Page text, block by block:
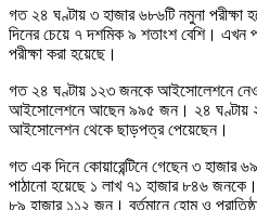
গত ২৪ ঘণ্টায় ৩ হাজার ৬৮৬টি নমুনা পরীক্ষা
দিনের চেয়ে ৭ দশমিক ৯ শতাংশ বেশি। এখন
পরীক্ষা করা হয়েছে।
গত ২৪ ঘণ্টায় ১২৩ জনকে আইসোলেশনে
আইসোলেশনে আছেন ৯৯৫ জন। ২৪ ঘণ্টায়
আইসোলেশন থেকে ছাড়পত্র পেয়েছেন।
গত এক দিনে কোয়ারেন্টিনে গেছেন ৩ হাজার
পাঠানো হয়েছে ১ লাখ ৭১ হাজার ৮৪৬
৮৯ হাজার ১১২ জন। বর্তমানে হোম ও